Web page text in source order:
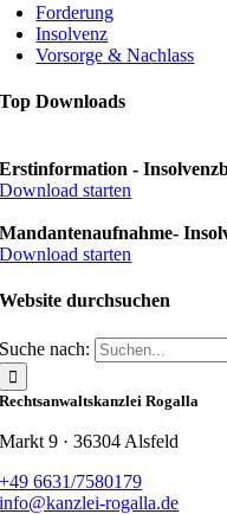
Forderung
Insolvenz
Vorsorge & Nachlass
Top Downloads
Erstinformation -
Download starten
Mandantenaufnahme-
Download starten
Website durchsuchen
Suche nach:
Rechtsanwaltskanzlei Rogalla
Markt 9 · 36304 Alsfeld
+49 6631/7580179
info@kanzlei-rogalla.de